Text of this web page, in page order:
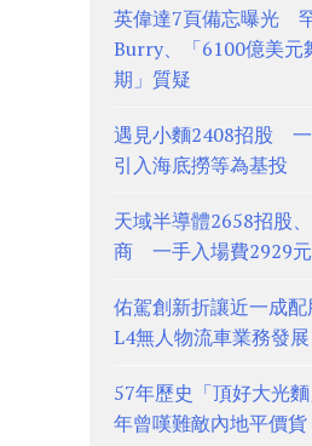
英偉達7頁備忘曝光
Burry、「6100億美元
期」質疑
遇見小麵2408招股 一
引入海底撈等為基投
天域半導體2658招股
商 一手入場費2929元
佑駕創新折讓近一成
L4無人物流車業務發展
57年歷史「頂好大光
年曾嘆難敵內地平價貨